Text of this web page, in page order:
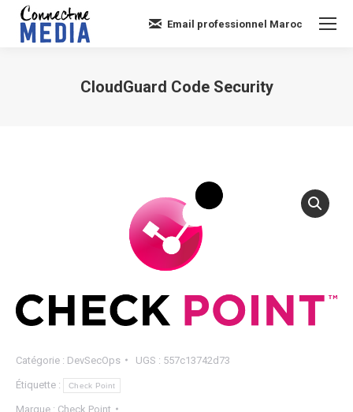
Email professionnel Maroc
CloudGuard Code Security
Catégorie : DevSecOps UGS : 557c13742d73
Étiquette : Check Point
Marque : Check Point